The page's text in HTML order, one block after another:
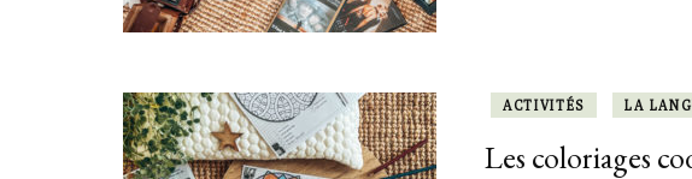
ACTIVITÉS LA
Les coloriages